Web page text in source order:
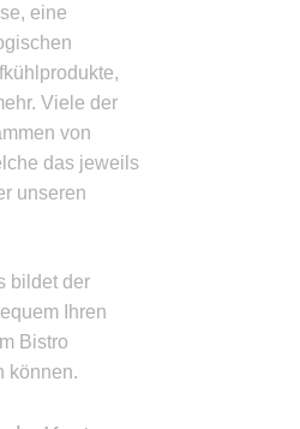
eine
Viele der
von
das jeweils
unseren
bildet der
Ihren
Bistro
können.